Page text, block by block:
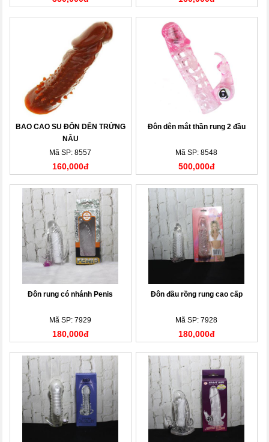
BAO CAO SU ĐÔN DÊN TRỨNG
NÂU
Mã SP: 8557
160,000đ
Đôn dên mắt thần rung 2 đầu
Mã SP: 8548
500,000đ
Đôn rung có nhánh Penis
Mã SP: 7929
180,000đ
Đôn đầu rồng rung cao cấp
Mã SP: 7928
180,000đ